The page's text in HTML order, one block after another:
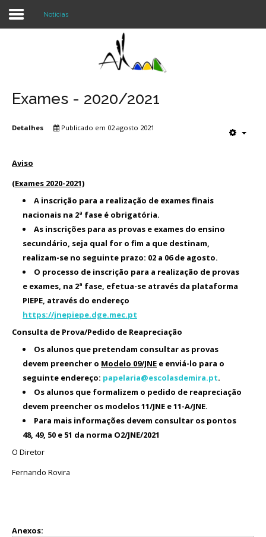
Agrupamento
Oferta
Projetos
Contactos
Avaliação
Notícias
Exames - 2020/2021
Detalhes Publicado em 02 agosto 2021
Aviso
(Exames 2020-2021)
A inscrição para a realização de exames finais
nacionais na 2ª fase é obrigatória.
As inscrições para as provas e exames do ensino
secundário, seja qual for o fim a que destinam,
realizam-se no seguinte prazo: 02 a 06 de agosto.
O processo de inscrição para a realização de provas
e exames, na 2ª fase, efetua-se através da plataforma
PIEPE, através do endereço
https://jnepiepe.dge.mec.pt
Consulta de Prova/Pedido de Reapreciação
Os alunos que pretendam consultar as provas
devem preencher o Modelo 09/JNE e enviá-lo para o
seguinte endereço: papelaria@escolasdemira.pt.
Os alunos que formalizem o pedido de reapreciação
devem preencher os modelos 11/JNE e 11-A/JNE.
Para mais informações devem consultar os pontos
48, 49, 50 e 51 da norma O2/JNE/2021
O Diretor
Fernando Rovira
Anexos: